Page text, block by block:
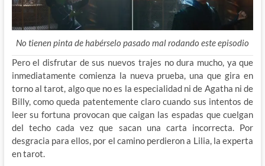
No tienen pinta de habérselo pasado mal rodando este episodio
Pero el disfrutar de sus nuevos trajes no dura mucho, ya que
inmediatamente comienza la nueva prueba, una que gira en
torno al tarot, algo que no es la especialidad ni de Agatha ni de
Billy, como queda patentemente claro cuando sus intentos de
leer su fortuna provocan que caigan las espadas que cuelgan
del techo cada vez que sacan una carta incorrecta. Por
desgracia para ellos, por el camino perdieron a Lilia, la experta
en tarot.